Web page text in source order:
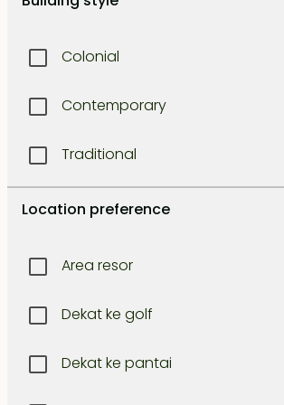
Lombok north west coast
Colonial
Contemporary
Traditional
Location preference
Area resor
Dekat ke golf
Dekat ke pantai